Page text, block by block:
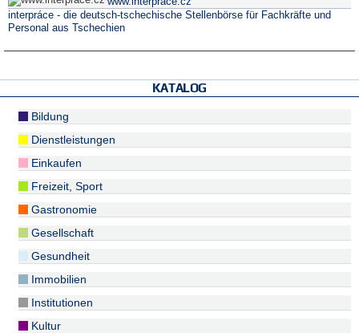
interpráce - die deutsch-tschechische Stellenbörse für Fachkräfte und
Personal aus Tschechien
KATALOG
Bildung
Dienstleistungen
Einkaufen
Freizeit, Sport
Gastronomie
Gesellschaft
Gesundheit
Immobilien
Institutionen
Kultur